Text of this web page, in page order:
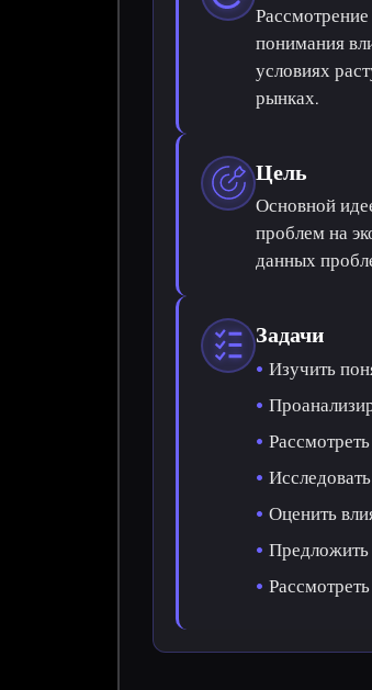
понимания
условиях
рынках.
Цель
Основной
проблем на
данных
Задачи
Изучить
Оценить
Предложить